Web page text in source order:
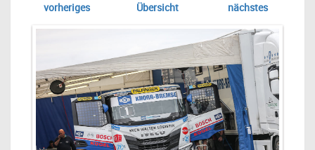
vorheriges Übersicht nächstes